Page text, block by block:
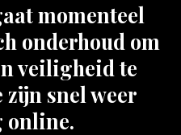
momenteel
onderhoud om
veiligheid te
zijn snel weer
online.